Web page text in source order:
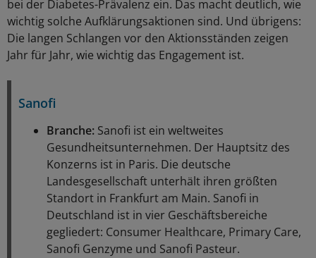
bei der Diabetes-Prävalenz ein. Das macht deutlich, wie
wichtig solche Aufklärungsaktionen sind. Und übrigens:
Die langen Schlangen vor den Aktionsständen zeigen
Jahr für Jahr, wie wichtig das Engagement ist.
Sanofi
Branche: Sanofi ist ein weltweites
Gesundheitsunternehmen. Der Hauptsitz des
Konzerns ist in Paris. Die deutsche
Landesgesellschaft unterhält ihren größten
Standort in Frankfurt am Main. Sanofi in
Deutschland ist in vier Geschäftsbereiche
gegliedert: Consumer Healthcare, Primary Care,
Sanofi Genzyme und Sanofi Pasteur.